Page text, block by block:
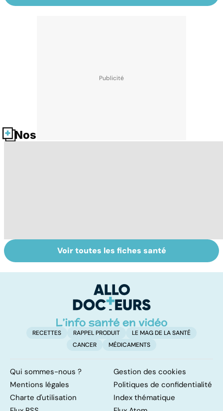
Nos fiches santé
VIH : la maladie
dont on ne guérit
Tout savoir sur
les anti-
Voir toutes les fiches santé
RECETTES RAPPEL PRODUIT
LE MAG DE LA SANTÉ
CANCER
MÉDICAMENTS
Qui sommes-nous ?
Gestion des cookies
Mentions légales
Politiques de confidentialité
Charte d'utilisation
Index thématique